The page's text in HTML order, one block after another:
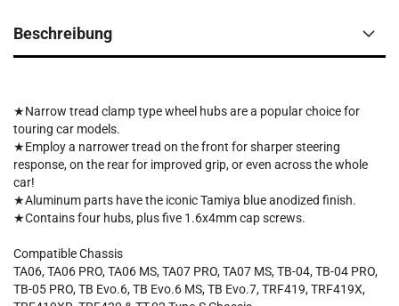
Beschreibung
★Narrow tread clamp type wheel hubs are a popular choice for
touring car models.
★Employ a narrower tread on the front for sharper steering
response, on the rear for improved grip, or even across the whole
car!
★Aluminum parts have the iconic Tamiya blue anodized finish.
★Contains four hubs, plus five 1.6x4mm cap screws.
Compatible Chassis
TA06, TA06 PRO, TA06 MS, TA07 PRO, TA07 MS, TB-04, TB-04 PRO,
TB-05 PRO, TB Evo.6, TB Evo.6 MS, TB Evo.7, TRF419, TRF419X,